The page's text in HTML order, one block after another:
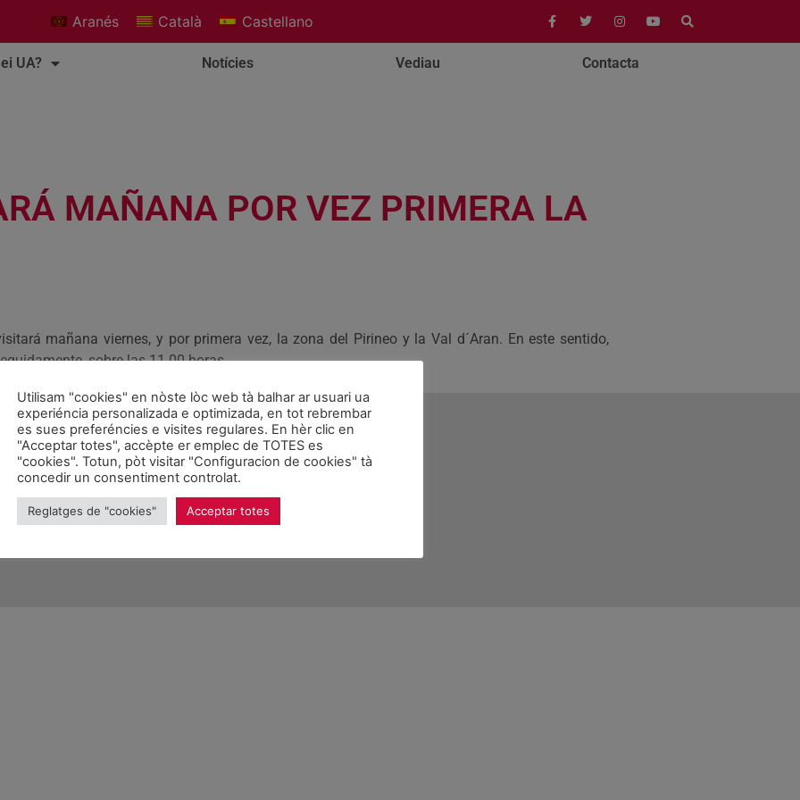
Aranés Català Castellano
UA? Notícies Vediau Contacta
MAÑANA POR VEZ PRIMERA LA
mañana viernes, y por primera vez, la zona del Pirineo y la Val d´Aran. En este sentido,
sobre las 11.00 horas
Unitat d'Aran. Toti es drets reservadi.
Utilisam "cookies" en nòste lòc web tà balhar ar usuari ua
experiéncia personalizada e optimizada, en tot rebrembar
es sues preferéncies e visites regulares. En hèr clic en
"Acceptar totes", accèpte er emplec de TOTES es
"cookies". Totun, pòt visitar "Configuracion de cookies" tà
concedir un consentiment controlat.
Reglatges de "cookies" Acceptar totes